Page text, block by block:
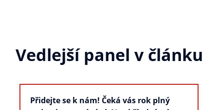
Vedlejší panel v článku
Přidejte se k nám! Čeká vás rok plný